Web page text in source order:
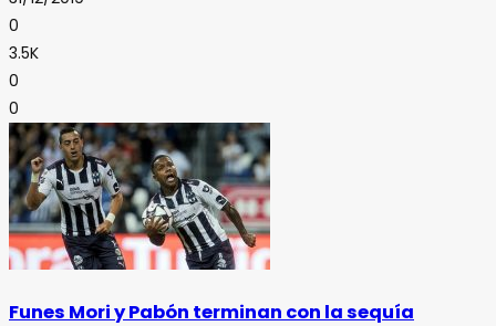
0
3.5K
0
0
Funes Mori y Pabón terminan con la sequía